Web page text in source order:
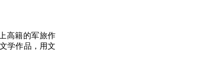
高籍的军旅作
学作品，用文